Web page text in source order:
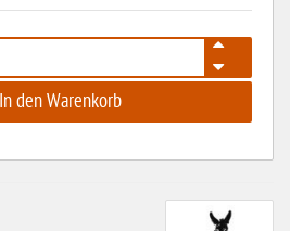
In den Warenkorb